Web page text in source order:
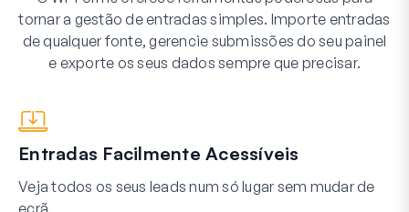
tornar a gestão de entradas simples. Importe entradas
de qualquer fonte, gerencie submissões do seu painel
e exporte os seus dados sempre que precisar.
Entradas Facilmente Acessíveis
Veja todos os seus leads num só lugar sem mudar de